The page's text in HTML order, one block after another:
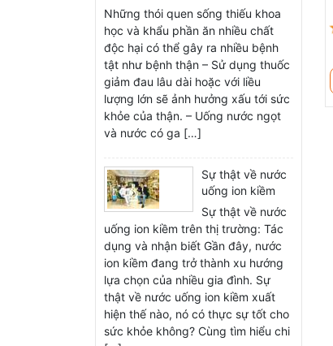
và tác dụng của
ion kiềm đối với
bệnh thận
Những thói quen sống thiếu khoa
học và khẩu phần ăn nhiều chất
độc hại có thể gây ra nhiều bệnh
tật như bệnh thận – Sử dụng thuốc
giảm đau lâu dài hoặc với liều
lượng lớn sẽ ảnh hưởng xấu tới sức
khỏe của thận. – Uống nước ngọt
và nước có ga […]
Sự thật về nước
uống ion kiềm
trên thị trường:
Tác dụng và
nhận biết
Sự thật về nước
uống ion kiềm trên thị trường: Tác
dụng và nhận biết Gần đây, nước
ion kiềm đang trở thành xu hướng
lựa chọn của nhiều gia đình. Sự
thật về nước uống ion kiềm xuất
hiện thế nào, nó có thực sự tốt cho
sức khỏe không? Cùng tìm hiểu chi